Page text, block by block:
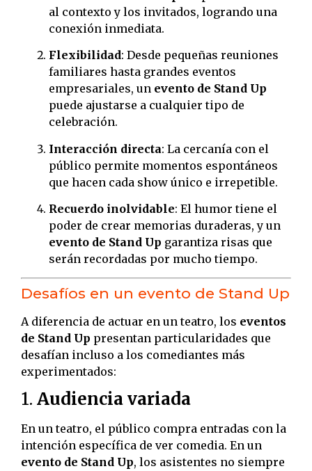
al contexto y los invitados, logrando una
conexión inmediata.
Flexibilidad: Desde pequeñas reuniones
familiares hasta grandes eventos
empresariales, un evento de Stand Up
puede ajustarse a cualquier tipo de
celebración.
Interacción directa: La cercanía con el
público permite momentos espontáneos
que hacen cada show único e irrepetible.
Recuerdo inolvidable: El humor tiene el
poder de crear memorias duraderas, y un
evento de Stand Up garantiza risas que
serán recordadas por mucho tiempo.
Desafíos en un evento de Stand Up
A diferencia de actuar en un teatro, los eventos
de Stand Up presentan particularidades que
desafían incluso a los comediantes más
experimentados:
1. Audiencia variada
En un teatro, el público compra entradas con la
intención específica de ver comedia. En un
evento de Stand Up, los asistentes no siempre